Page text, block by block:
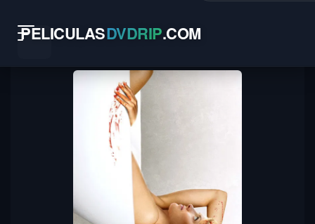
PELICULASDVDRIP.COM